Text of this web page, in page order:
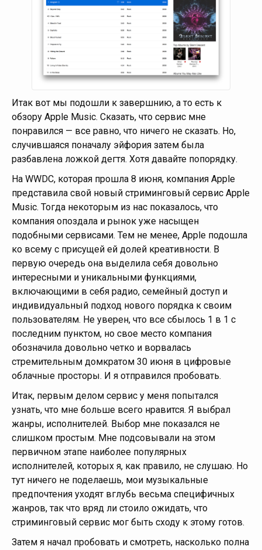
Итак вот мы подошли к завершнию, а то есть к
обзору Apple Music. Сказать, что сервис мне
понравился — все равно, что ничего не сказать. Но,
случившаяся поначалу эйфория затем была
разбавлена ложкой дегтя. Хотя давайте попорядку.
На WWDC, которая прошла 8 июня, компания Apple
представила свой новый стриминговый сервис Apple
Music. Тогда некоторым из нас показалось, что
компания опоздала и рынок уже насыщен
подобными сервисами. Тем не менее, Apple подошла
ко всему с присущей ей долей креативности. В
первую очередь она выделила себя довольно
интересными и уникальными функциями,
включающими в себя радио, семейный доступ и
индивидуальный подход нового порядка к своим
пользователям. Не уверен, что все сбылось 1 в 1 с
последним пунктом, но свое место компания
обозначила довольно четко и ворвалась
стремительным домкратом 30 июня в цифровые
облачные просторы. И я отправился пробовать.
Итак, первым делом сервис у меня попытался
узнать, что мне больше всего нравится. Я выбрал
жанры, исполнителей. Выбор мне показался не
слишком простым. Мне подсовывали на этом
первичном этапе наиболее популярных
исполнителей, которых я, как правило, не слушаю. Но
тут ничего не поделаешь, мои музыкальные
предпочтения уходят вглубь весьма специфичных
жанров, так что вряд ли стоило ожидать, что
стриминговый сервис мог быть сходу к этому готов.
Затем я начал пробовать и смотреть, насколько полна